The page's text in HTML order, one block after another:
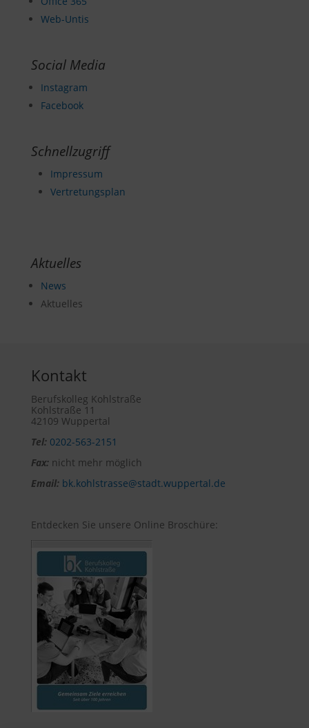
Web-Untis
Social Media
Instagram
Facebook
Schnellzugriff
Impressum
Vertretungsplan
Aktuelles
News
Aktuelles
Kontakt
Berufskolleg Kohlstraße
Kohlstraße 11
42109 Wuppertal
Tel: 0202-563-2151
Fax:nicht mehr möglich
Email: bk.kohlstrasse@stadt.wuppertal.de
Entdecken Sie unsere Online Broschüre: